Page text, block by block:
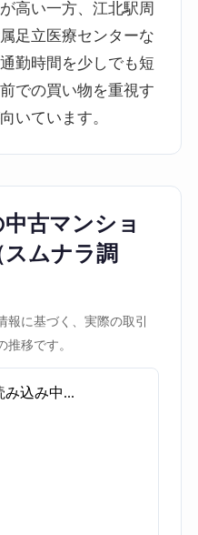
高い一方、江北駅周
足立医療センターな
勤時間を少しでも短
での買い物を重視す
いています。
古マンショ
ムナラ調
報に基づく、実際の取引
移です。